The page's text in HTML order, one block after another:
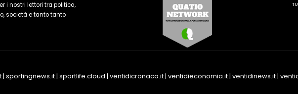
i nostri lettori tra politica,
società e tanto tanto
| sportingnews.it| sportlife.cloud | ventidicronaca.it| ventidieconomia.it| ventidinews.it|